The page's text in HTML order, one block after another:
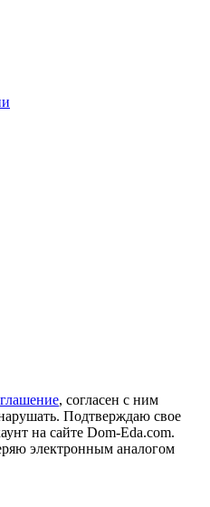
, согласен с ним
Подтверждаю свое
на сайте Dom-Eda.com.
электронным аналогом